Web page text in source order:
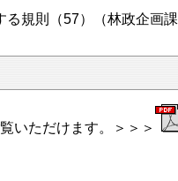
規則（57）（林政企画課
いただけます。＞＞＞